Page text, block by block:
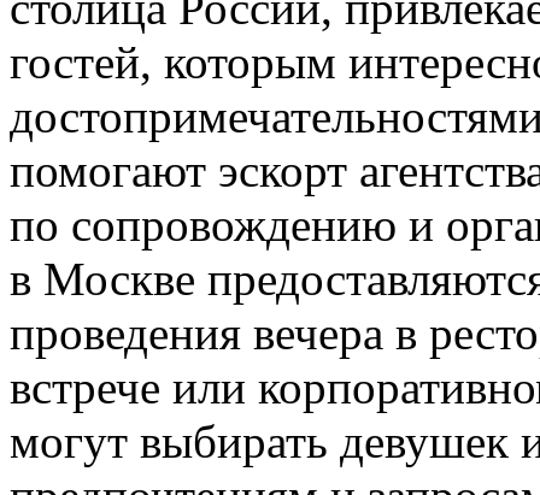
гостей, которым
помогают эскорт
по сопровождению и
в Москве
проведения вечера в
встрече или
могут выбирать